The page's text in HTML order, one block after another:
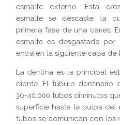
esmalte externo. Esta
esmalte se descaste, la
primera fase de una caries.
esmalte es desgastada
entra en la siguiente capa de
La dentina es la principal
diente. El túbulo dentinario
30-40.000 tubos diminutos
superficie hasta la pulpa del
tubos se comunican con los